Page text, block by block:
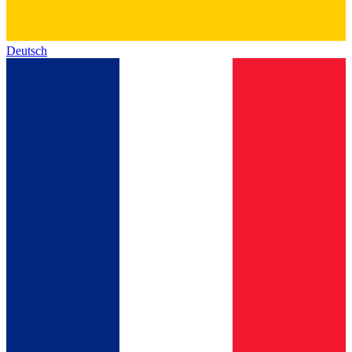
Deutsch